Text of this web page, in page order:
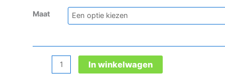
Maat
Microflex
signalisatieregenpak
In winkelwagen